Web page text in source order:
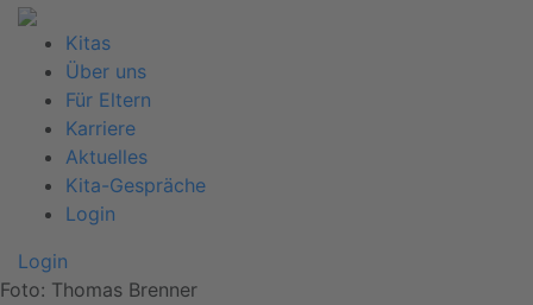
Kitas
Über uns
Für Eltern
Karriere
Aktuelles
Kita-Gespräche
Login
Login
Foto: Thomas Brenner